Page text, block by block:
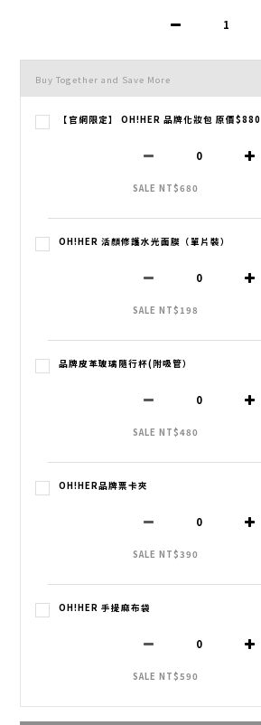
Buy Together and Save More
【官網限定】 OH!HER 品牌化妝包 原價$880
SALE NT$680
OH!HER 活顏修護水光面膜（單片裝）
SALE NT$198
品牌皮革玻璃隨行杯(附吸管）
SALE NT$480
OH!HER品牌票卡夾
SALE NT$390
OH!HER 手提麻布袋
SALE NT$590